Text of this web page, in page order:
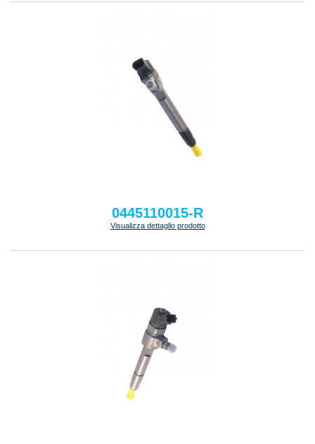
0445110015-R
Visualizza dettaglio prodotto